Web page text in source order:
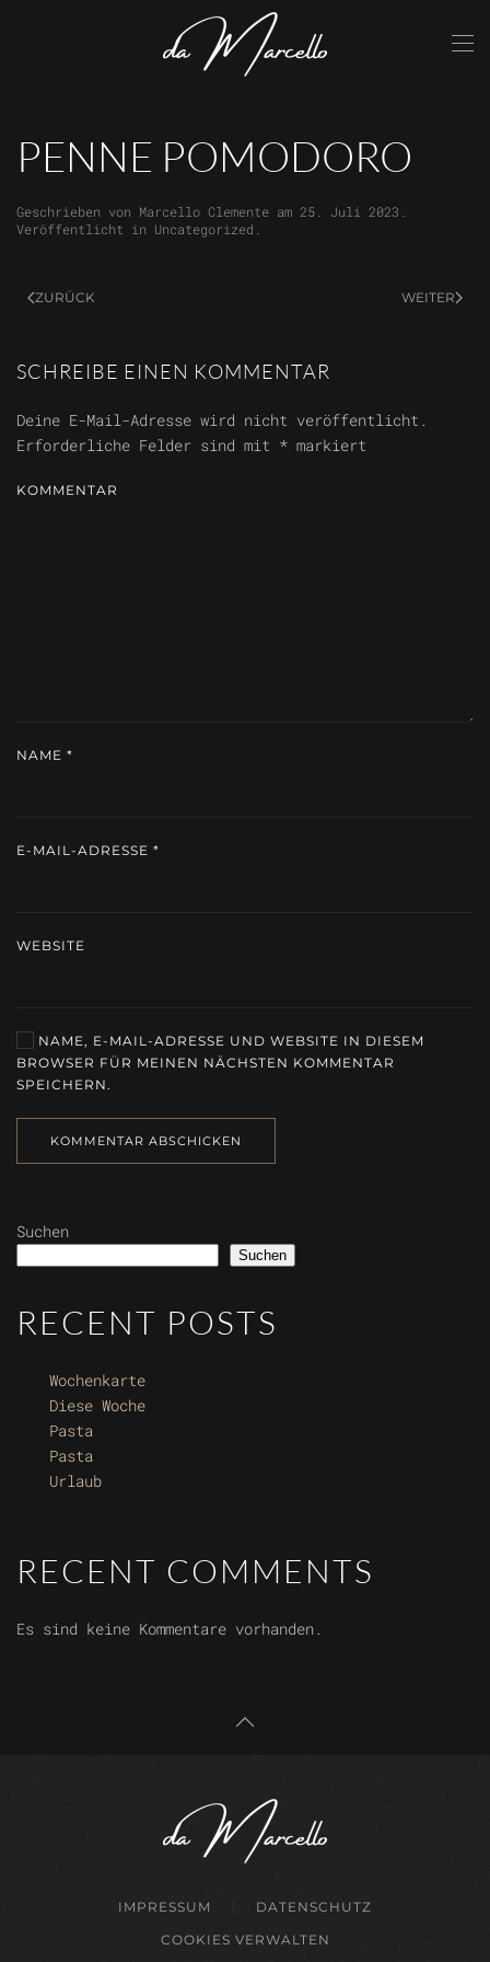
Skip to main content
PENNE POMODORO
Geschrieben von Marcello Clemente am 25. Juli 2023
Veröffentlicht in Uncategorized
ZURÜCK WEITER
SCHREIBE EINEN KOMMENTAR
Deine E-Mail-Adresse wird nicht veröffentlicht.
Erforderliche Felder sind mit * markiert
KOMMENTAR
NAME *
E-MAIL-ADRESSE *
WEBSITE
NAME, E-MAIL-ADRESSE UND WEBSITE IN DIESEM
BROWSER FÜR MEINEN NÄCHSTEN KOMMENTAR
SPEICHERN.
KOMMENTAR ABSCHICKEN
Suchen
Suchen
RECENT POSTS
Wochenkarte
Diese Woche
Pasta
Pasta
Urlaub
RECENT COMMENTS
Es sind keine Kommentare vorhanden.
IMPRESSUM
DATENSCHUTZ
COOKIES VERWALTEN